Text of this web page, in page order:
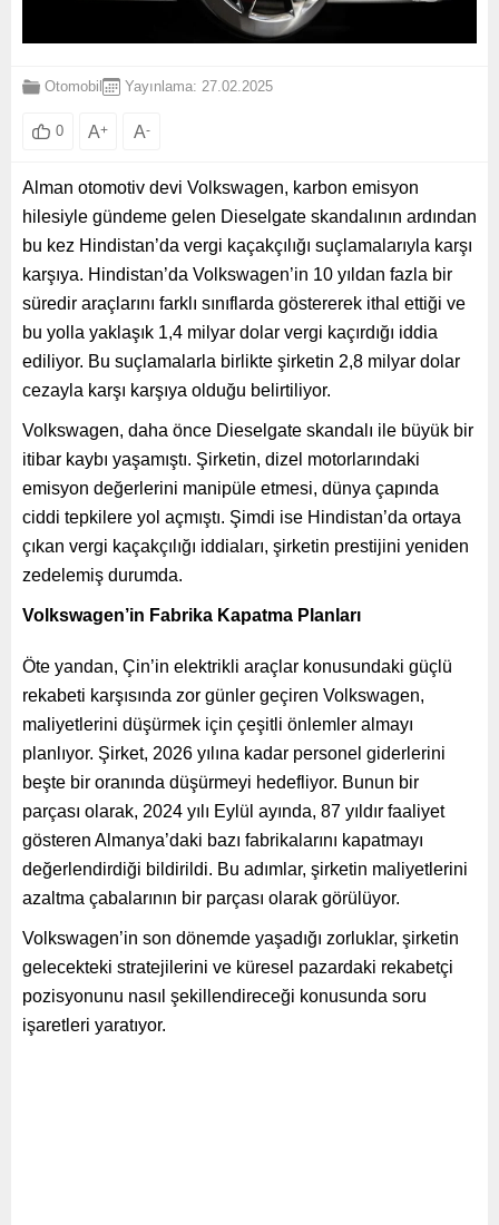
Otomobil Yayınlama: 27.02.2025
0 A+ A-
Alman otomotiv devi Volkswagen, karbon emisyon
hilesiyle gündeme gelen Dieselgate skandalının ardından
bu kez Hindistan’da vergi kaçakçılığı suçlamalarıyla karşı
karşıya. Hindistan’da Volkswagen’in 10 yıldan fazla bir
süredir araçlarını farklı sınıflarda göstererek ithal ettiği ve
bu yolla yaklaşık 1,4 milyar dolar vergi kaçırdığı iddia
ediliyor. Bu suçlamalarla birlikte şirketin 2,8 milyar dolar
cezayla karşı karşıya olduğu belirtiliyor.
Volkswagen, daha önce Dieselgate skandalı ile büyük bir
itibar kaybı yaşamıştı. Şirketin, dizel motorlarındaki
emisyon değerlerini manipüle etmesi, dünya çapında
ciddi tepkilere yol açmıştı. Şimdi ise Hindistan’da ortaya
çıkan vergi kaçakçılığı iddiaları, şirketin prestijini yeniden
zedelemiş durumda.
Volkswagen’in Fabrika Kapatma Planları
Öte yandan, Çin’in elektrikli araçlar konusundaki güçlü
rekabeti karşısında zor günler geçiren Volkswagen,
maliyetlerini düşürmek için çeşitli önlemler almayı
planlıyor. Şirket, 2026 yılına kadar personel giderlerini
beşte bir oranında düşürmeyi hedefliyor. Bunun bir
parçası olarak, 2024 yılı Eylül ayında, 87 yıldır faaliyet
gösteren Almanya’daki bazı fabrikalarını kapatmayı
değerlendirdiği bildirildi. Bu adımlar, şirketin maliyetlerini
azaltma çabalarının bir parçası olarak görülüyor.
Volkswagen’in son dönemde yaşadığı zorluklar, şirketin
gelecekteki stratejilerini ve küresel pazardaki rekabetçi
pozisyonunu nasıl şekillendireceği konusunda soru
işaretleri yaratıyor.